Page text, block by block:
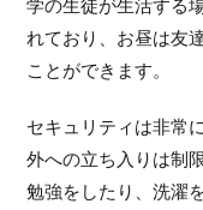
学の生徒が生活する
れており、お昼は友
ことができます。
セキュリティは非常
外への立ち入りは制
勉強をしたり、洗濯